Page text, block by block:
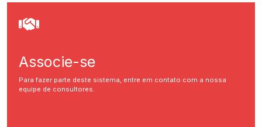
Associe-se
Para fazer parte deste sistema, entre em contato com a nossa
equipe de consultores.